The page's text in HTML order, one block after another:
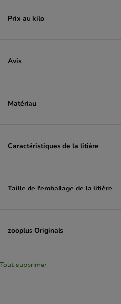
Prix au kilo
Avis
Matériau
Caractéristiques de la litière
Taille de l'emballage de la litière
zooplus Originals
Tout supprimer